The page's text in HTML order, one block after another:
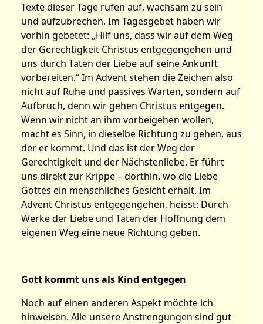
Texte dieser Tage rufen auf, wachsam zu sein
und aufzubrechen. Im Tagesgebet haben wir
vorhin gebetet: „Hilf uns, dass wir auf dem Weg
der Gerechtigkeit Christus entgegengehen und
uns durch Taten der Liebe auf seine Ankunft
vorbereiten.“ Im Advent stehen die Zeichen also
nicht auf Ruhe und passives Warten, sondern auf
Aufbruch, denn wir gehen Christus entgegen.
Wenn wir nicht an ihm vorbeigehen wollen,
macht es Sinn, in dieselbe Richtung zu gehen, aus
der er kommt. Und das ist der Weg der
Gerechtigkeit und der Nächstenliebe. Er führt
uns direkt zur Krippe – dorthin, wo die Liebe
Gottes ein menschliches Gesicht erhält. Im
Advent Christus entgegengehen, heisst: Durch
Werke der Liebe und Taten der Hoffnung dem
eigenen Weg eine neue Richtung geben.
Gott kommt uns als Kind entgegen
Noch auf einen anderen Aspekt möchte ich
hinweisen. Alle unsere Anstrengungen sind gut